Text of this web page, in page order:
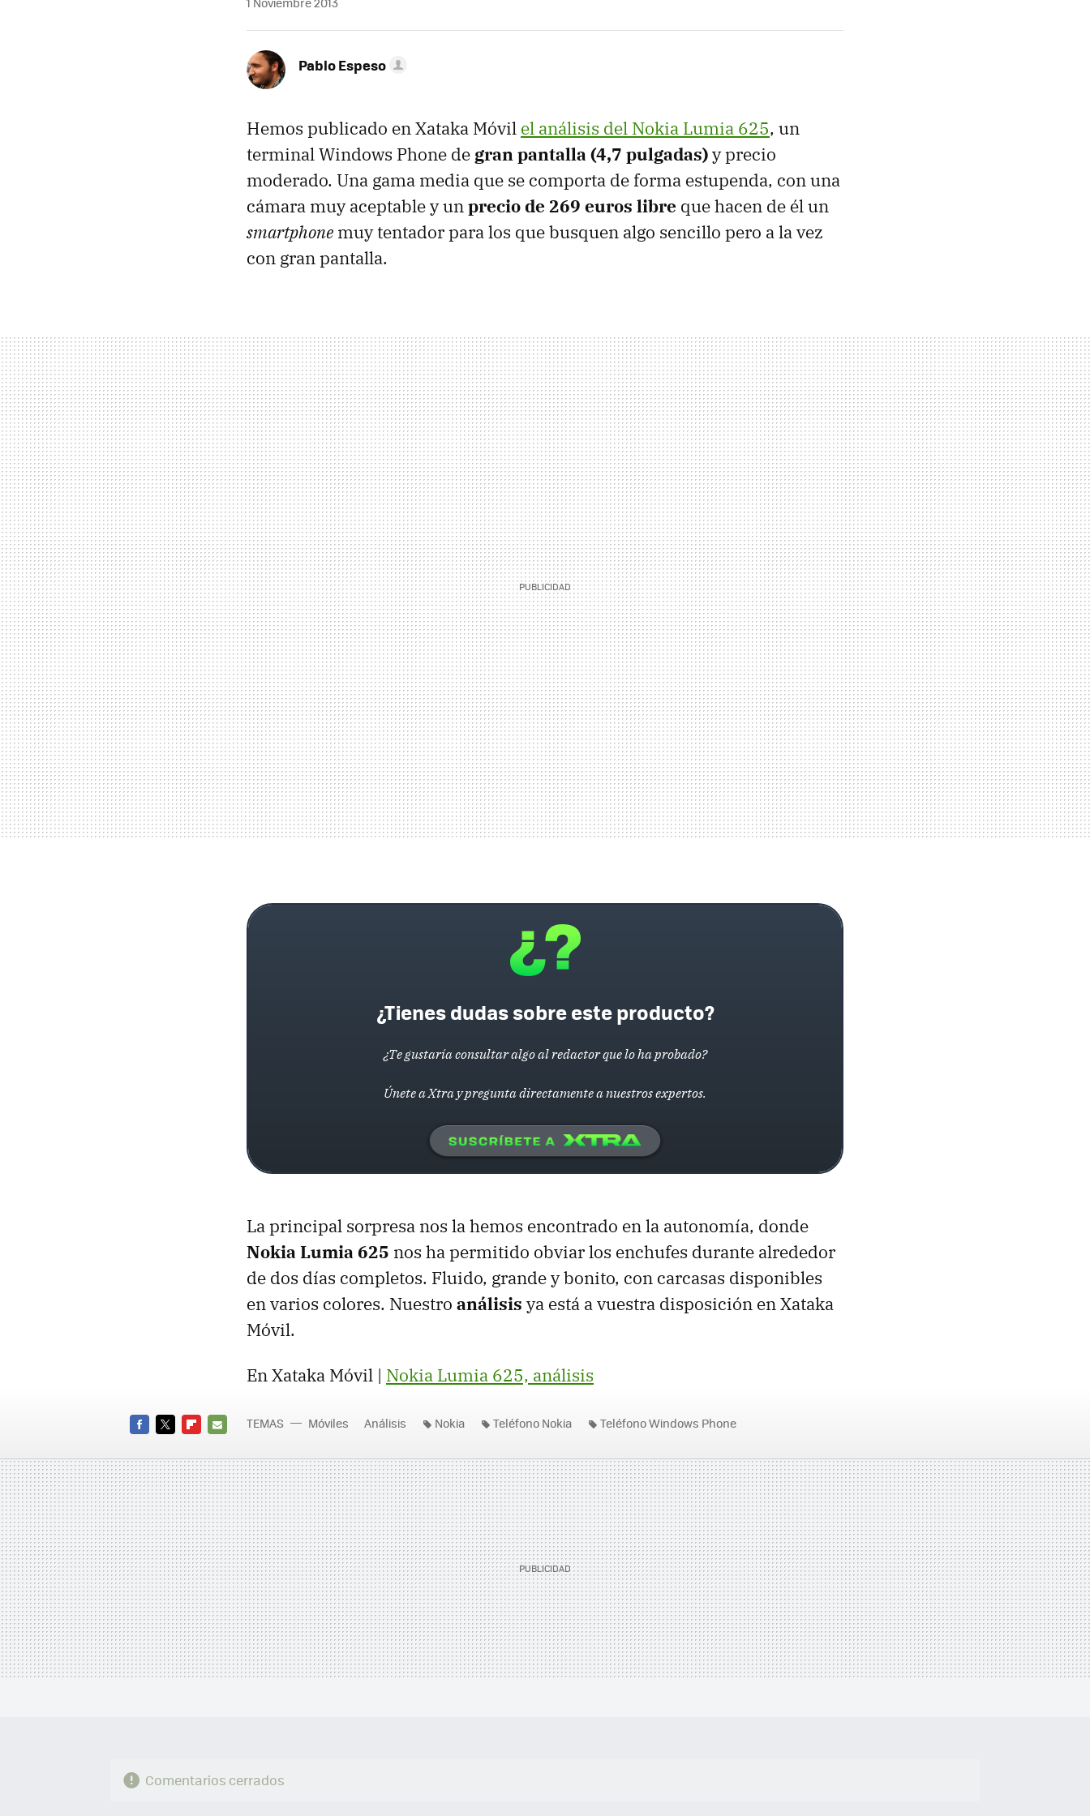
Pablo Espeso
Hemos publicado en Xataka Móvil el análisis del Nokia Lumia 625, un
terminal Windows Phone de gran pantalla (4,7 pulgadas)y precio
moderado. Una gama media que se comporta de forma estupenda, con una
cámara muy aceptable y unprecio de 269 euros libre que hacen de él un
smartphone muy tentador para los que busquen algo sencillo pero a la vez
con gran pantalla.
¿Tienes dudas sobre este producto?
¿Te gustaría consultar algo al redactor que lo ha probado?
Únete a Xtra y pregunta directamente a nuestros expertos.
La principal sorpresa nos la hemos encontrado en la autonomía, donde
Nokia Lumia 625 nos ha permitido obviar los enchufes durante alrededor
de dos días completos. Fluido, grande y bonito, con carcasas disponibles
en varios colores. Nuestro análisis ya está a vuestra disposición en Xataka
Móvil.
En Xataka Móvil | Nokia Lumia 625, análisis
MAIL
TEMAS Móviles Análisis Nokia Teléfono Nokia Teléfono Windows Phone
Comentarios cerrados